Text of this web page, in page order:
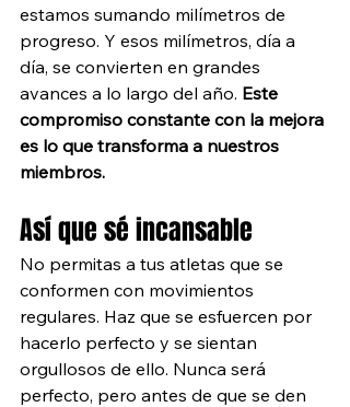
estamos sumando milímetros de
progreso. Y esos milímetros, día a
día, se convierten en grandes
avances a lo largo del año. Este
compromiso constante con la mejora
es lo que transforma a nuestros
miembros.
Así que sé incansable
No permitas a tus atletas que se
conformen con movimientos
regulares. Haz que se esfuercen por
hacerlo perfecto y se sientan
orgullosos de ello. Nunca será
perfecto, pero antes de que se den